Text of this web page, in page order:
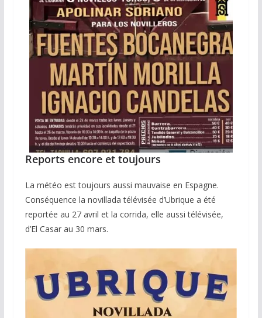
Reports encore et toujours
La météo est toujours aussi mauvaise en Espagne.
Conséquence la novillada télévisée d’Ubrique a été
reportée au 27 avril et la corrida, elle aussi télévisée,
d’El Casar au 30 mars.